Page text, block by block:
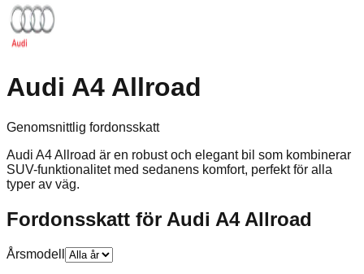
Audi A4 Allroad
Genomsnittlig fordonsskatt
Audi A4 Allroad är en robust och elegant bil som kombinerar
SUV-funktionalitet med sedanens komfort, perfekt för alla
typer av väg.
Fordonsskatt för Audi A4 Allroad
Årsmodell